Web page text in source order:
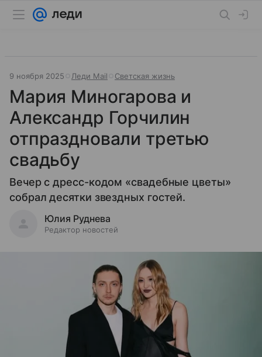
9 ноября 2025 Леди Mail Светская жизнь
Мария Миногарова и
Александр Горчилин
отпраздновали третью
свадьбу
Вечер с дресс-кодом «свадебные цветы»
собрал десятки звездных гостей.
Юлия Руднева
Редактор новостей